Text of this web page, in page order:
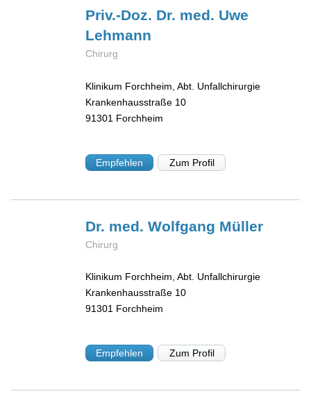
Priv.-Doz. Dr. med. Uwe
Lehmann
Chirurg
Klinikum Forchheim, Abt. Unfallchirurgie
Krankenhausstraße 10
91301 Forchheim
Empfehlen Zum Profil
Dr. med. Wolfgang Müller
Chirurg
Klinikum Forchheim, Abt. Unfallchirurgie
Krankenhausstraße 10
91301 Forchheim
Empfehlen Zum Profil